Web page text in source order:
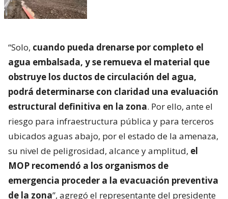
“Solo, cuando pueda drenarse por completo el
agua embalsada, y se remueva el material que
obstruye los ductos de circulación del agua,
podrá determinarse con claridad una evaluación
estructural definitiva en la zona. Por ello, ante el
riesgo para infraestructura pública y para terceros
ubicados aguas abajo, por el estado de la amenaza,
su nivel de peligrosidad, alcance y amplitud, el
MOP recomendó a los organismos de
emergencia proceder a la evacuación preventiva
de la zona”, agregó el representante del presidente